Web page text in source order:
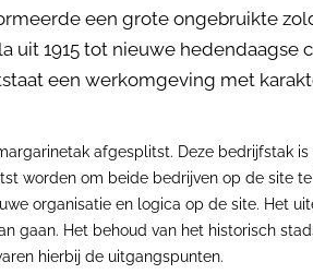
een grote ongebruikte
uit 1915 tot nieuwe
een werkomgeving met
afgesplitst. Deze bedrijfstak
worden om beide bedrijven op de site
organisatie en logica op de site. Het
gaan. Het behoud van het historisch
hierbij de uitgangspunten.